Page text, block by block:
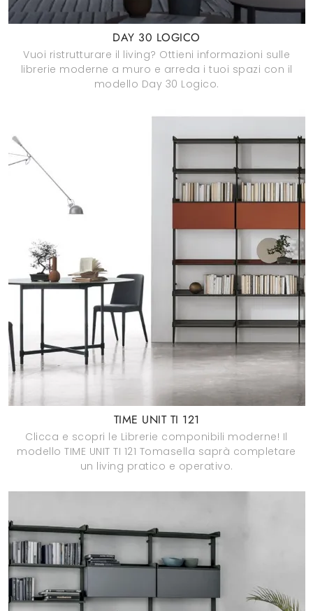
DAY 30 LOGICO
Vuoi ristrutturare il living? Ottieni informazioni sulle
librerie moderne a muro e arreda i tuoi spazi con il
modello Day 30 Logico.
TIME UNIT TI 121
Clicca e scopri le Librerie componibili moderne! Il
modello TIME UNIT TI 121 Tomasella saprà completare
un living pratico e operativo.